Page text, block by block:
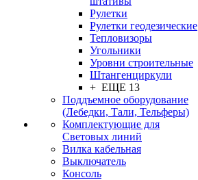
Рулетки
Рулетки геодезические
Тепловизоры
Угольники
Уровни строительные
Штангенциркули
+ ЕЩЕ 13
Поддъемное оборудование
(Лебедки, Тали, Тельферы)
Комплектующие для
Световых линий
Вилка кабельная
Выключатель
Консоль